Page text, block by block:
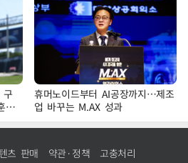
구
련
휴머노이드부터 AI공장까지…제조
업 바꾸는 M.AX 성과
츠 판매 약관·정책 고충처리